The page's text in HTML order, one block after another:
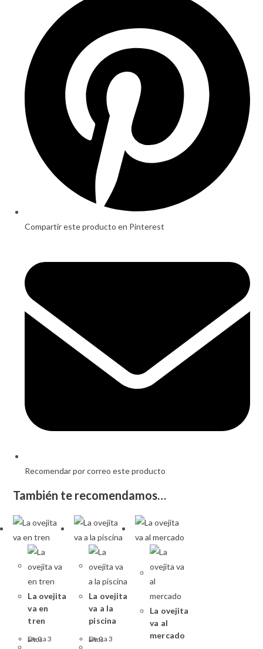
window
Compartir este producto en Pinterest
a
new
window
Recomendar por correo este producto
También te recomendamos…
La ovejita
va en
tren
De 0 a 3 años
La ovejita
va a la
piscina
De 0 a 3 años
La ovejita
va al
mercado